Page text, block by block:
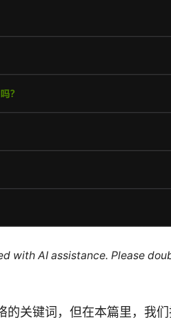
with AI assistance. Please
关键词，但在本篇里，我